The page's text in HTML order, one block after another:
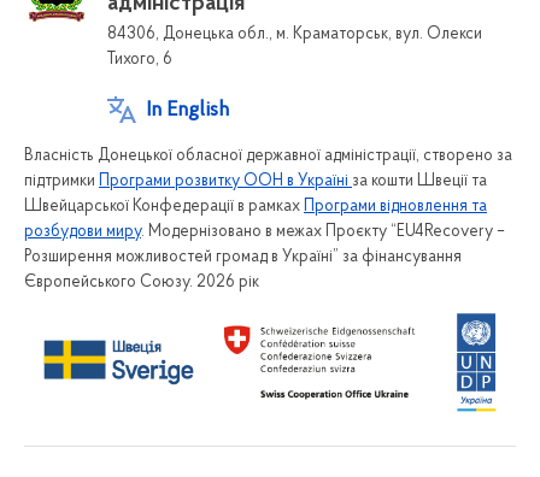
84306, Донецька обл., м. Краматорськ, вул. Олекси
Тихого, 6
In English
Власність Донецької обласної державної адміністрації, створено за
підтримки Програми розвитку ООН в Україні за кошти Швеції та
Швейцарської Конфедерації в рамках Програми відновлення та
розбудови миру. Модернізовано в межах Проєкту “EU4Recovery –
Розширення можливостей громад в Україні” за фінансування
Європейського Союзу. 2026 рік